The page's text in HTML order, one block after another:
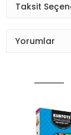
Taksit
Yorumlar